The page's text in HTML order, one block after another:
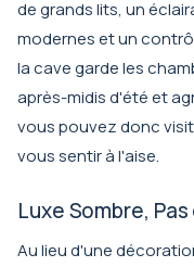
de grands lits, un
modernes et un
la cave garde les
après-midis d'été et
vous pouvez donc
vous sentir à l'aise.
Luxe Sombre,
Au lieu d'une